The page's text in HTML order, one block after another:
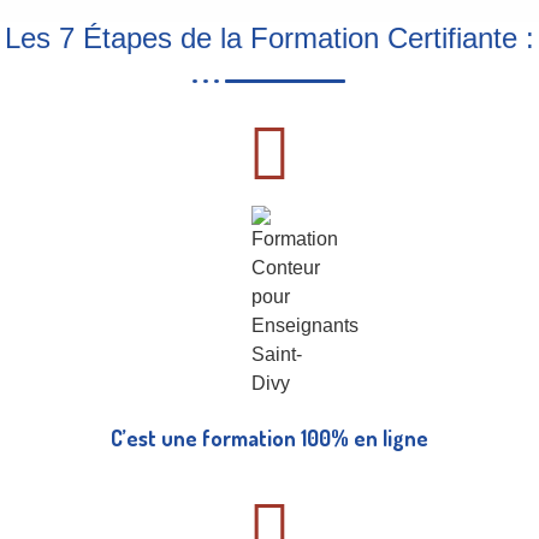
Les 7 Étapes de la Formation Certifiante :
C’est une formation 100% en ligne